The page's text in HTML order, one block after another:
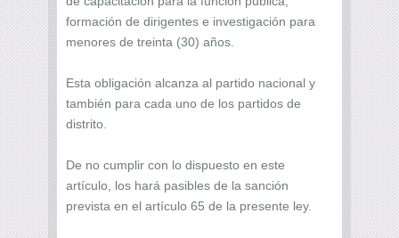
formación de dirigentes e investigación para
menores de treinta (30) años.
Esta obligación alcanza al partido nacional y
también para cada uno de los partidos de
distrito.
De no cumplir con lo dispuesto en este
artículo, los hará pasibles de la sanción
prevista en el artículo 65 de la presente ley.